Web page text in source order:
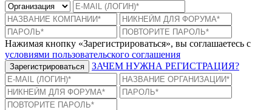
Нажимая кнопку «Зарегистрироваться», вы соглашаетесь с
условиями пользовательского соглашения
Зарегистрироваться ЗАЧЕМ НУЖНА РЕГИСТРАЦИЯ?